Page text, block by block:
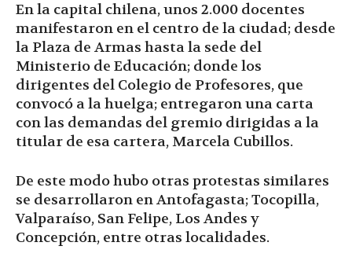
En la capital chilena, unos 2.000 docentes
manifestaron en el centro de la ciudad; desde
la Plaza de Armas hasta la sede del
Ministerio de Educación; donde los
dirigentes del Colegio de Profesores, que
convocó a la huelga; entregaron una carta
con las demandas del gremio dirigidas a la
titular de esa cartera, Marcela Cubillos.
De este modo hubo otras protestas similares
se desarrollaron en Antofagasta; Tocopilla,
Valparaíso, San Felipe, Los Andes y
Concepción, entre otras localidades.